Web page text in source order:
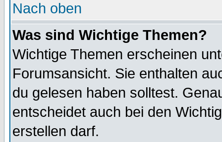
Nach oben
Was sind Wichtige Themen?
Wichtige Themen erscheinen
Forumsansicht. Sie enthalten
du gelesen haben solltest.
entscheidet auch bei den
erstellen darf.